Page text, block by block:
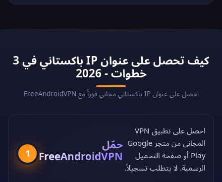
كيف تحصل على عنوان IP باكستاني في 3
خطوات - 2026
احصل على عنوان IP باكستاني مجاني فوراً مع FreeAndroidVPN
1
حمّل
FreeAndroidVPN
احصل على تطبيق VPN
المجاني من
متجر Google
Play أو صفحة التحميل
الرسمية. لا يتطلب تسجيلاً.